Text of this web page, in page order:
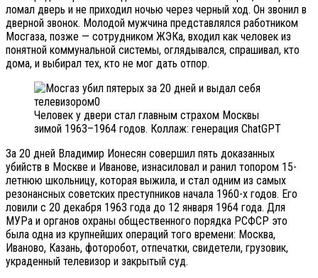
ломал дверь и не приходил ночью через черный ход. Он звонил в
дверной звонок. Молодой мужчина представлялся работником
Мосгаза, позже — сотрудником ЖЭКа, входил как человек из
понятной коммунальной системы, оглядывался, спрашивал, кто
дома, и выбирал тех, кто не мог дать отпор.
Человек у двери стал главным страхом Москвы
зимой 1963–1964 годов. Коллаж: генерация ChatGPT
За 20 дней Владимир Ионесян совершил пять доказанных
убийств в Москве и Иванове, изнасиловал и ранил топором 15-
летнюю школьницу, которая выжила, и стал одним из самых
резонансных советских преступников начала 1960-х годов. Его
ловили с 20 декабря 1963 года до 12 января 1964 года. Для
МУРа и органов охраны общественного порядка РСФСР это
была одна из крупнейших операций того времени: Москва,
Иваново, Казань, фоторобот, отпечатки, свидетели, грузовик,
украденный телевизор и закрытый суд.